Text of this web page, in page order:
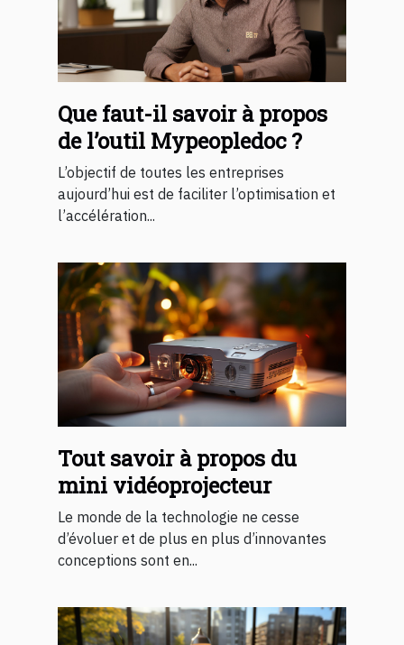
Que faut-il savoir à propos
de l’outil Mypeopledoc ?
L’objectif de toutes les entreprises
aujourd’hui est de faciliter l’optimisation et
l’accélération...
Tout savoir à propos du
mini vidéoprojecteur
Le monde de la technologie ne cesse
d’évoluer et de plus en plus d’innovantes
conceptions sont en...